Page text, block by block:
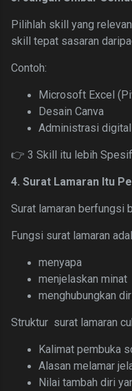
Pilihlah skill yang
skill tepat sasaran
Contoh:
Microsoft Excel
Desain Canva
Administrasi digital
👉 3 Skill itu lebih
4. Surat Lamaran Itu
Surat lamaran berfungsi
Fungsi surat lamaran
menyapa
menjelaskan minat
menghubungkan
Struktur surat lamaran
Kalimat pembuka
Alasan melamar
Nilai tambah diri